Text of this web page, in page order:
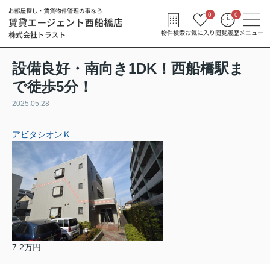
物件検索お気に入り
0
閲覧履歴
0
メニュー
設備良好・南向き1DK！西船橋駅ま
で徒歩5分！
2025.05.28
アビタシオンＫ
7.2万円